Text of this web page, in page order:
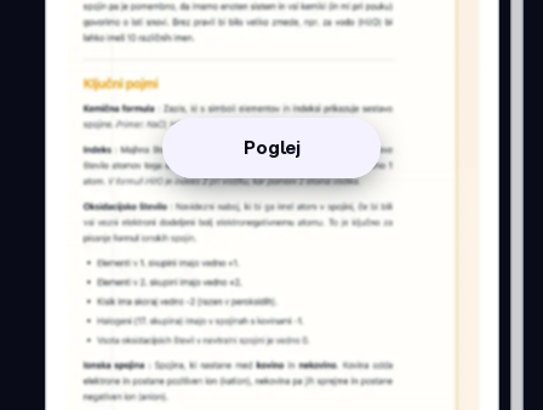
Poglej